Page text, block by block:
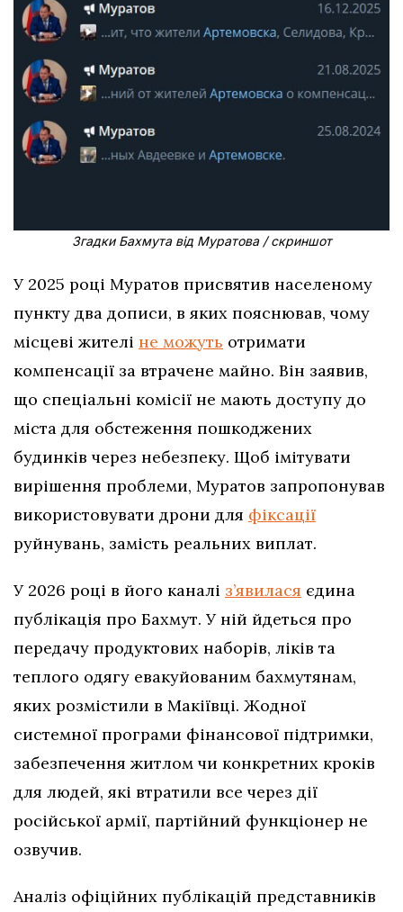
Згадки Бахмута від Муратова / скриншот
У 2025 році Муратов присвятив населеному
пункту два дописи, в яких пояснював, чому
місцеві жителі не можуть отримати
компенсації за втрачене майно. Він заявив,
що спеціальні комісії не мають доступу до
міста для обстеження пошкоджених
будинків через небезпеку. Щоб імітувати
вирішення проблеми, Муратов запропонував
використовувати дрони для фіксації
руйнувань, замість реальних виплат.
У 2026 році в його каналі з’явилася єдина
публікація про Бахмут. У ній йдеться про
передачу продуктових наборів, ліків та
теплого одягу евакуйованим бахмутянам,
яких розмістили в Макіївці. Жодної
системної програми фінансової підтримки,
забезпечення житлом чи конкретних кроків
для людей, які втратили все через дії
російської армії, партійний функціонер не
озвучив.
Аналіз офіційних публікацій представників